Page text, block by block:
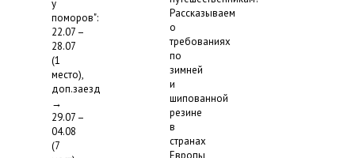
у
поморов":
22.07 –
28.07
(1
место),
доп.заезд
→
29.07 –
04.08
(7
Рассказываем
о
требованиях
по
зимней
и
шипованной
резине
в
странах
Европы